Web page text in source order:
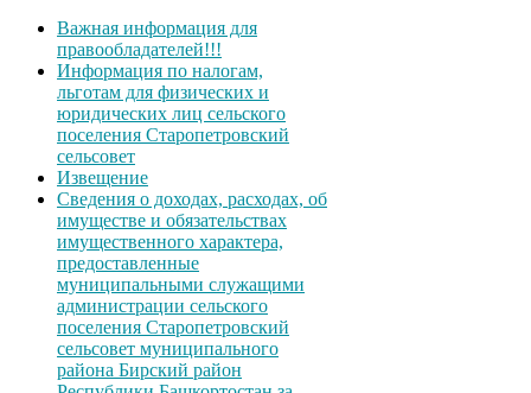
Важная информация для
правообладателей!!!
Информация по налогам,
льготам для физических и
юридических лиц сельского
поселения Старопетровский
сельсовет
Извещение
Сведения о доходах, расходах, об
имуществе и обязательствах
имущественного характера,
предоставленные
муниципальными служащими
администрации сельского
поселения Старопетровский
сельсовет муниципального
района Бирский район